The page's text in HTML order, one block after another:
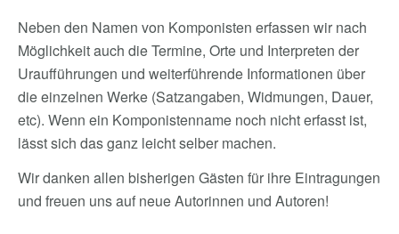
Neben den Namen von Komponisten erfassen wir nach
Möglichkeit auch die Termine, Orte und Interpreten der
Uraufführungen und weiterführende Informationen über
die einzelnen Werke (Satzangaben, Widmungen, Dauer,
etc). Wenn ein Komponistenname noch nicht erfasst ist,
lässt sich das ganz leicht selber machen.
Wir danken allen bisherigen Gästen für ihre Eintragungen
und freuen uns auf neue Autorinnen und Autoren!